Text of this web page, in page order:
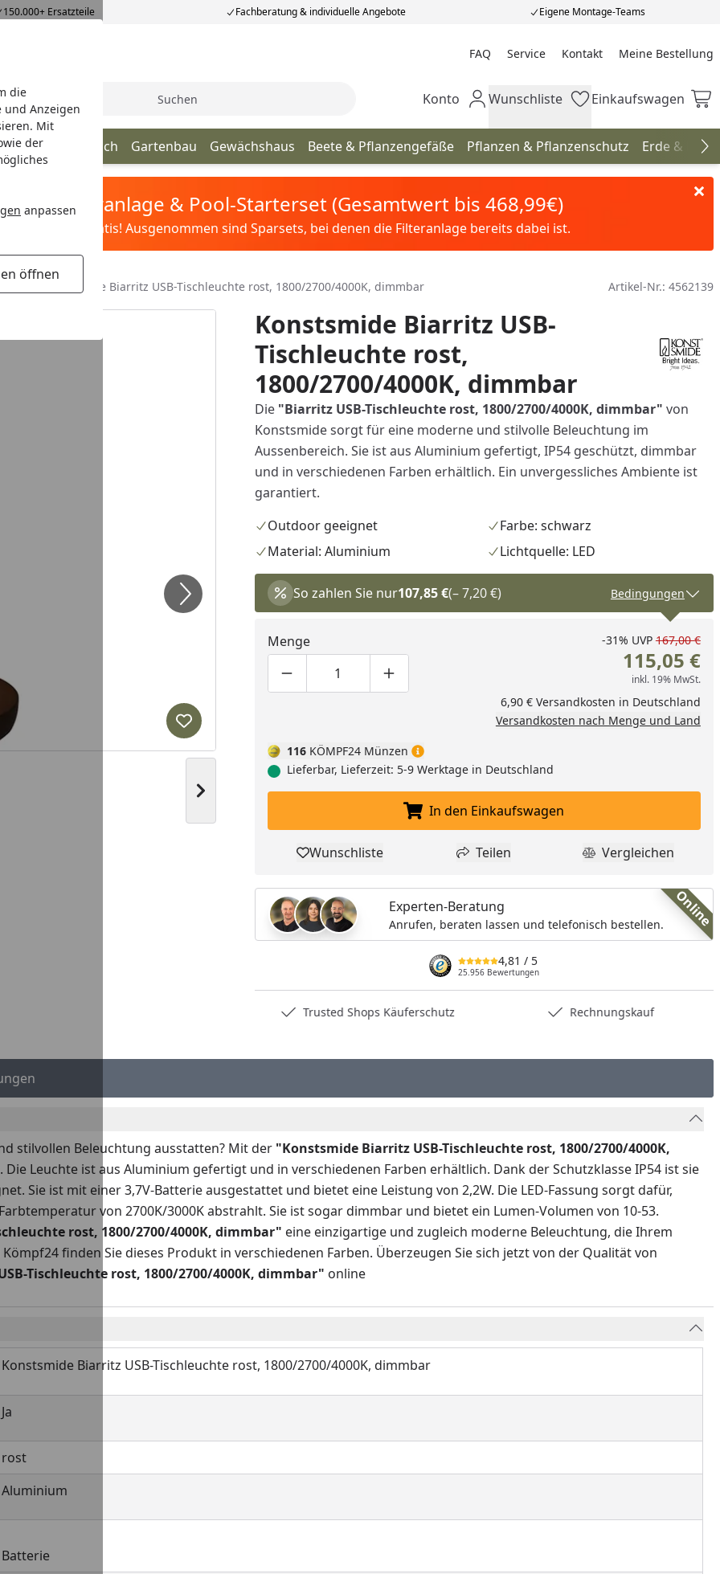
die
und Anzeigen
Mit
der
anpassen
öffnen
150.000+ Ersatzteile Fachberatung & individuelle Angebote Eigene Montage-Teams
FAQ Service Kontakt Meine Bestellung
Meine Bestellung
Suche Mein Konto
Konto Wunschliste
Wunschliste Einkaufswagen
Einkaufswagen
Terrassendach Gartenbau Gewächshaus Beete & Pflanzengefäße Pflanzen & Pflanzenschutz Erde &
Sandfilteranlage & Pool-Starterset (Gesamtwert bis 468,99€)
Filter&Pflege gratis! Ausgenommen sind Sparsets, bei denen die Filteranlage bereits dabei ist.
Konstsmide Biarritz USB-Tischleuchte rost, 1800/2700/4000K, dimmbar Artikel-Nr.: 4562139
Nächstes Bild anzeigen
Produkt zur Wunschliste hinzufügen
Konstsmide Biarritz USB-
Tischleuchte rost,
1800/2700/4000K, dimmbar
Die "Biarritz USB-Tischleuchte rost, 1800/2700/4000K, dimmbar" von
Konstsmide sorgt für eine moderne und stilvolle Beleuchtung im
Aussenbereich. Sie ist aus Aluminium gefertigt, IP54 geschützt, dimmbar
und in verschiedenen Farben erhältlich. Ein unvergessliches Ambiente ist
garantiert.
Outdoor geeignet
Farbe: schwarz
Material: Aluminium
Lichtquelle: LED
So zahlen Sie nur107,85 €(– 7,20 €) Bedingungen
Menge
Produktmenge um eins verringern
Produktmenge manuell eingeben
Produktmenge um eins erhöhen
-31% UVP 167,00 €
115,05 €
inkl. 19% MwSt.
6,90 € Versandkosten in Deutschland
Versandkosten nach Menge und Land
116 KÖMPF24 Münzen
Lieferbar, Lieferzeit: 5-9 Werktage in Deutschland
In den Einkaufswagen legen
In den Einkaufswagen
Produkt zur Wunschliste hinzufügen
Wunschliste Teilen
Teilen Produkt
Vergleichen
Online
Experten-Beratung
Anrufen, beraten lassen und telefonisch bestellen.
4,81 / 5
25.956 Bewertungen
Trusted Shops Käuferschutz Rechnungskauf
stilvollen Beleuchtung ausstatten? Mit der "Konstsmide Biarritz USB-Tischleuchte rost, 1800/2700/4000K,
Leuchte ist aus Aluminium gefertigt und in verschiedenen Farben erhältlich. Dank der Schutzklasse IP54 ist sie
Sie ist mit einer 3,7V-Batterie ausgestattet und bietet eine Leistung von 2,2W. Die LED-Fassung sorgt dafür,
von 2700K/3000K abstrahlt. Sie ist sogar dimmbar und bietet ein Lumen-Volumen von 10-53.
rost, 1800/2700/4000K, dimmbar" eine einzigartige und zugleich moderne Beleuchtung, die Ihrem
finden Sie dieses Produkt in verschiedenen Farben. Überzeugen Sie sich jetzt von der Qualität von
Tischleuchte rost, 1800/2700/4000K, dimmbar" online
Konstsmide Biarritz USB-Tischleuchte rost, 1800/2700/4000K, dimmbar
Ja
rost
Aluminium
Batterie